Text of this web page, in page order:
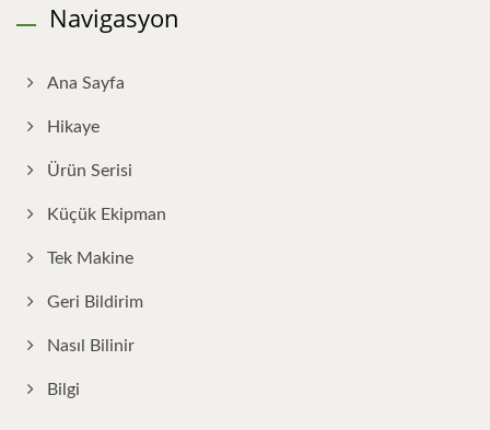
Navigasyon
Ana Sayfa
Hikaye
Ürün Serisi
Küçük Ekipman
Tek Makine
Geri Bildirim
Nasıl Bilinir
Bilgi